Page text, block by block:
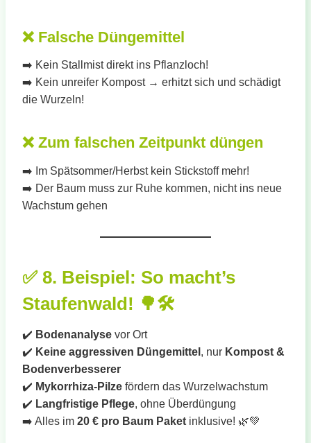
❌ Falsche Düngemittel
➡️ Kein Stallmist direkt ins Pflanzloch!
➡️ Kein unreifer Kompost → erhitzt sich und schädigt
die Wurzeln!
❌ Zum falschen Zeitpunkt düngen
➡️ Im Spätsommer/Herbst kein Stickstoff mehr!
➡️ Der Baum muss zur Ruhe kommen, nicht ins neue
Wachstum gehen
✅ 8. Beispiel: So macht’s
Staufenwald! 🌳🛠️
✔️ Bodenanalyse vor Ort
✔️ Keine aggressiven Düngemittel , nur Kompost &
Bodenverbesserer
✔️ Mykorrhiza-Pilze fördern das Wurzelwachstum
✔️ Langfristige Pflege, ohne Überdüngung
➡️ Alles im 20 € pro Baum Paket inklusive! 🌿💚